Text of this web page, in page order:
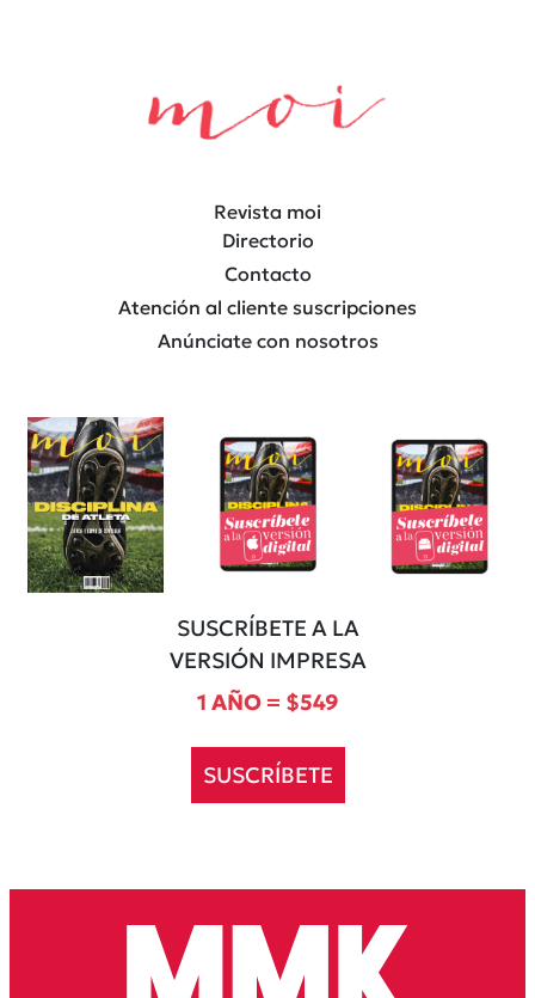
Revista moi
Directorio
Contacto
Atención al cliente suscripciones
Anúnciate con nosotros
SUSCRÍBETE A LA
VERSIÓN IMPRESA
1 AÑO = $549
SUSCRÍBETE